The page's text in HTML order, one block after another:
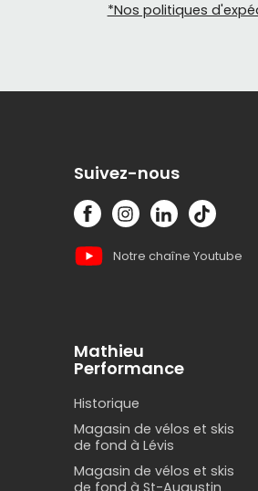
*Nos politiques
Suivez-nous
Notre chaîne Youtube
Mathieu
Performance
Historique
Magasin de vélos et skis
de fond à Lévis
Magasin de vélos et skis
de fond à St-Augustin